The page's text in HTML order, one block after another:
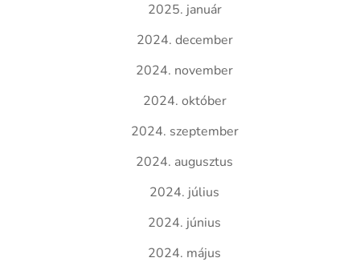
2025. január
2024. december
2024. november
2024. október
2024. szeptember
2024. augusztus
2024. július
2024. június
2024. május